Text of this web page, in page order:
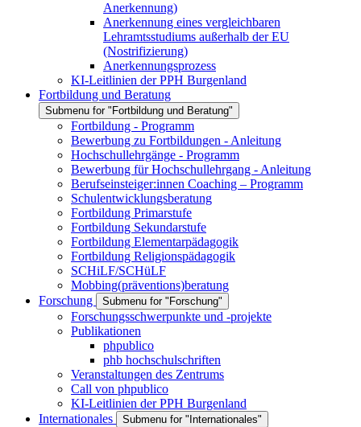
Anerkennung)
Anerkennung eines vergleichbaren
Lehramtsstudiums außerhalb der EU
(Nostrifizierung)
Anerkennungsprozess
KI-Leitlinien der PPH Burgenland
Fortbildung und Beratung
Submenu for "Fortbildung und Beratung"
Fortbildung - Programm
Bewerbung zu Fortbildungen - Anleitung
Hochschullehrgänge - Programm
Bewerbung für Hochschullehrgang - Anleitung
Berufseinsteiger:innen Coaching – Programm
Schulentwicklungsberatung
Fortbildung Primarstufe
Fortbildung Sekundarstufe
Fortbildung Elementarpädagogik
Fortbildung Religionspädagogik
SCHiLF/SCHüLF
Mobbing(präventions)beratung
Forschung
Submenu for "Forschung"
Forschungsschwerpunkte und -projekte
Publikationen
phpublico
phb hochschulschriften
Veranstaltungen des Zentrums
Call von phpublico
KI-Leitlinien der PPH Burgenland
Internationales
Submenu for "Internationales"